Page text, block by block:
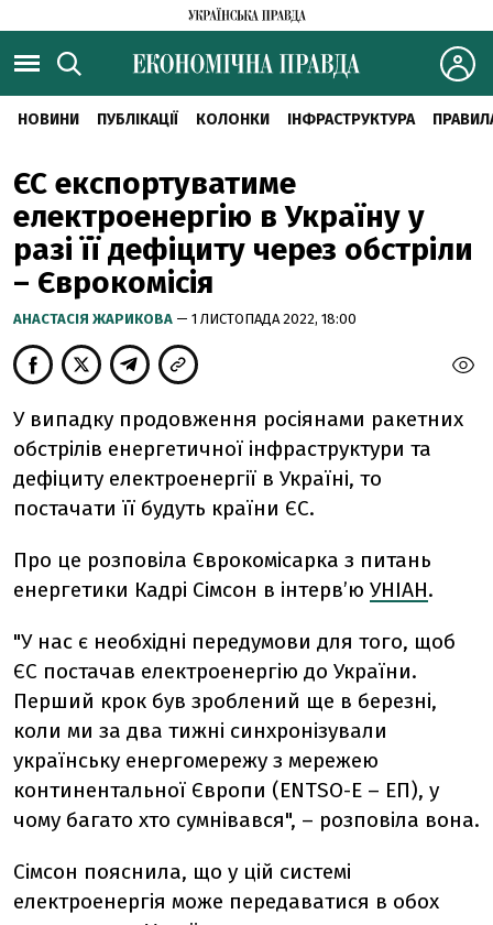
НОВИНИ ПУБЛІКАЦІЇ КОЛОНКИ ІНФРАСТРУКТУРА
ЄС експортуватиме
електроенергію в Україну у
разі її дефіциту через обстріли
– Єврокомісія
АНАСТАСІЯ ЖАРИКОВА — 1 ЛИСТОПАДА 2022, 18:00
У випадку продовження росіянами ракетних
обстрілів енергетичної інфраструктури та
дефіциту електроенергії в Україні, то
постачати її будуть країни ЄС.
Про це розповіла Єврокомісарка з питань
енергетики Кадрі Сімсон в інтерв’ю УНІАН.
"У нас є необхідні передумови для того, щоб
ЄС постачав електроенергію до України.
Перший крок був зроблений ще в березні,
коли ми за два тижні синхронізували
українську енергомережу з мережею
континентальної Європи (ENTSO-E – ЕП), у
чому багато хто сумнівався", – розповіла вона.
Сімсон пояснила, що у цій системі
електроенергія може передаватися в обох